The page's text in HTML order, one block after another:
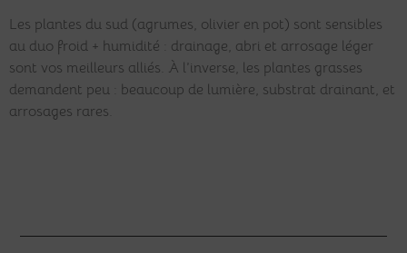
Les plantes du sud (agrumes, olivier en pot) sont sensibles
au duo froid + humidité : drainage, abri et arrosage léger
sont vos meilleurs alliés. À l’inverse, les plantes grasses
demandent peu : beaucoup de lumière, substrat drainant, et
arrosages rares.